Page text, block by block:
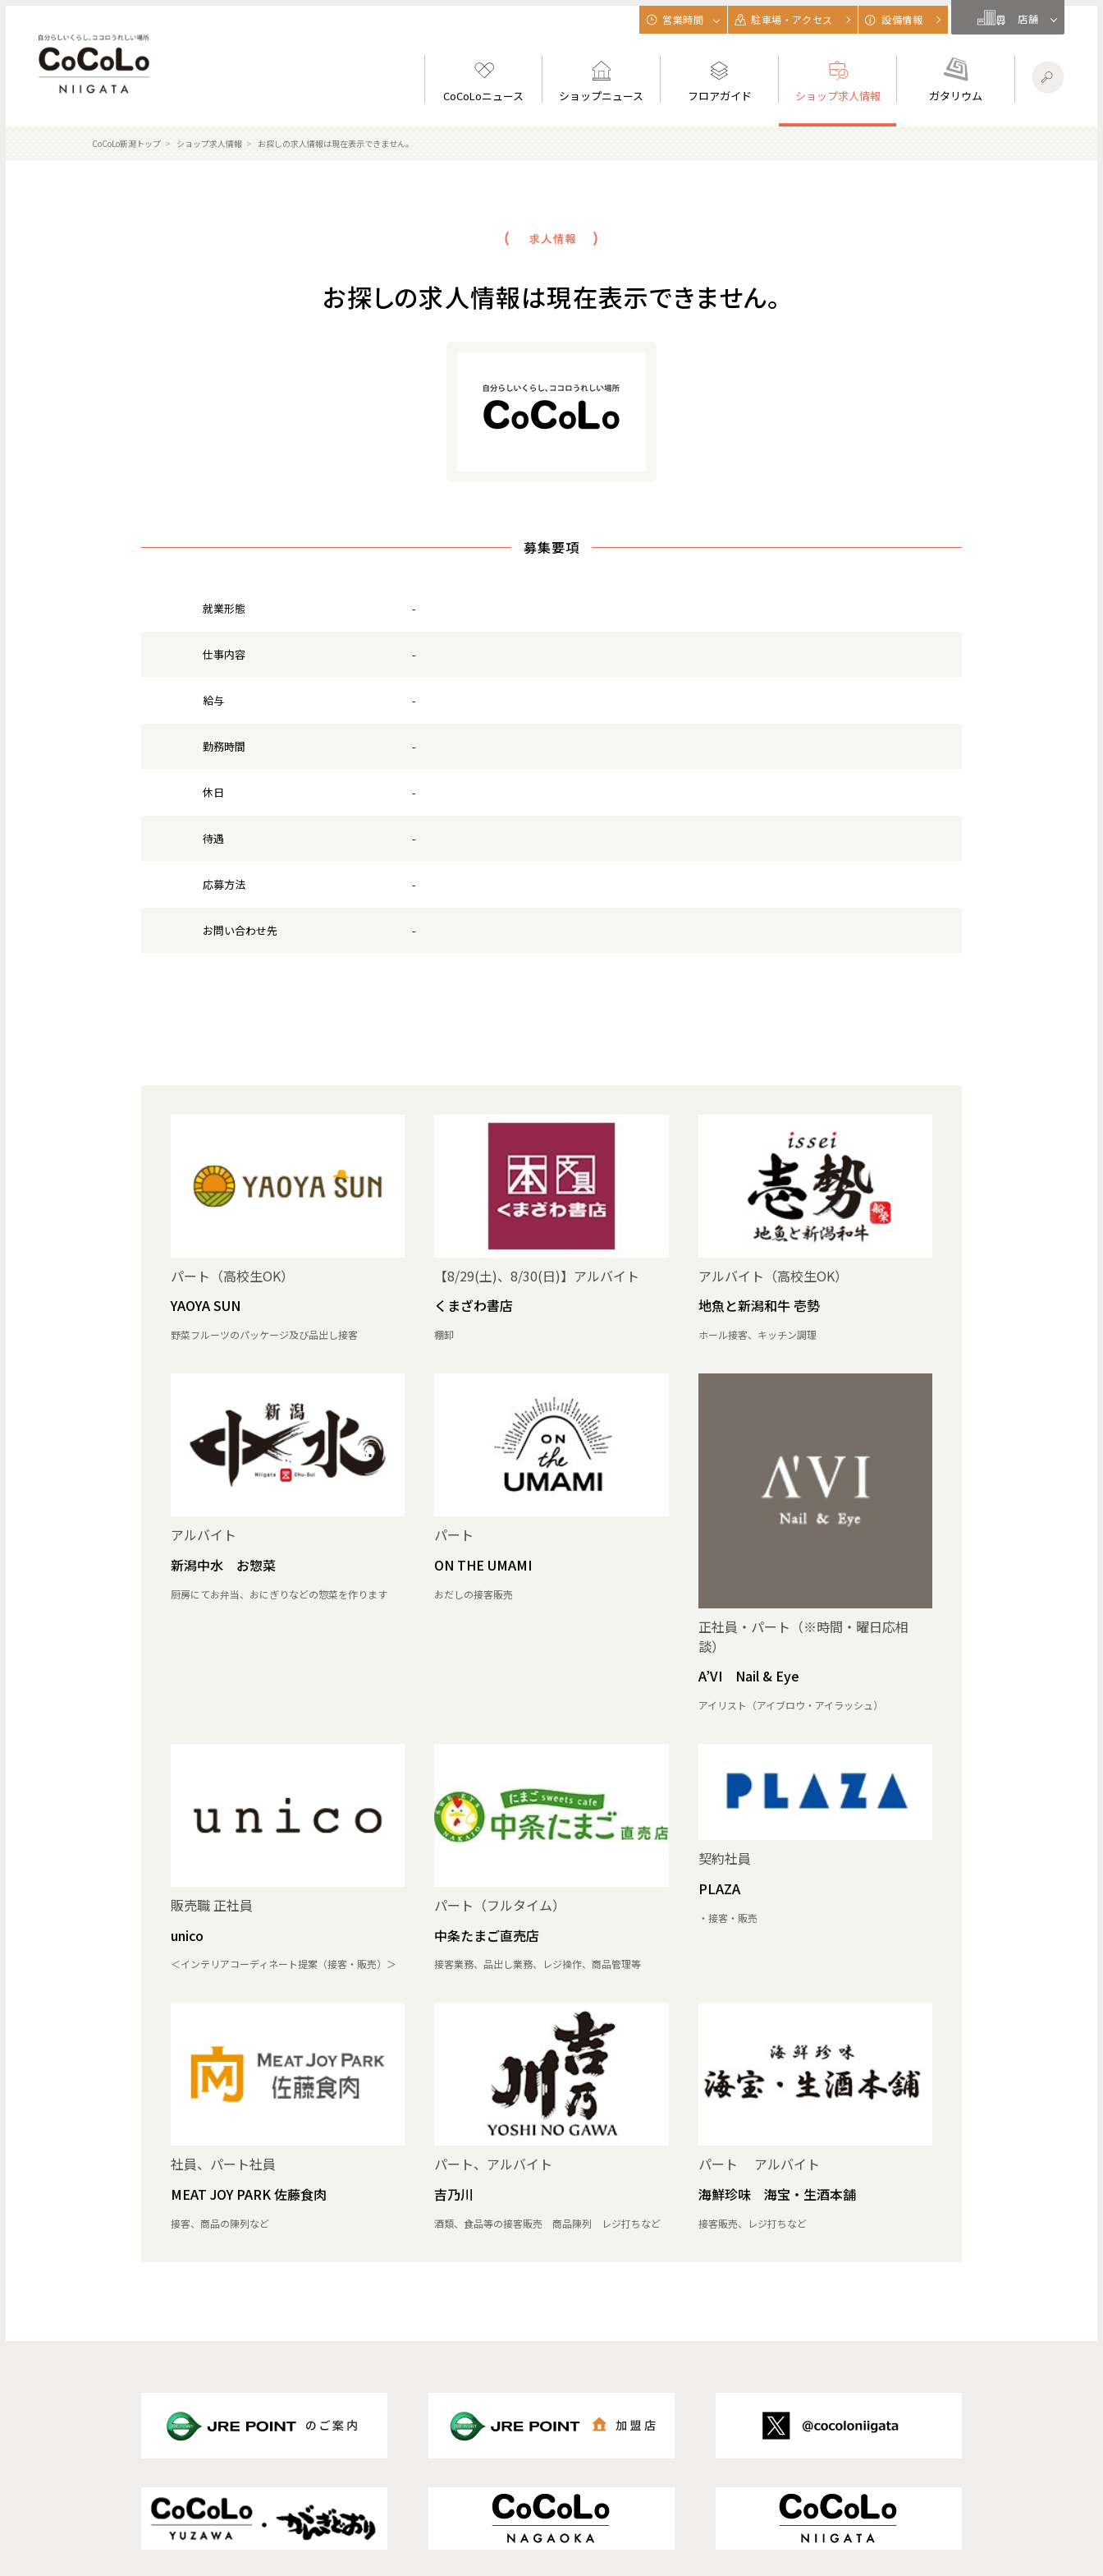
CoCoLoニュース ショップニュース フロアガイド ショップ求人情報 ガタリウム
営業時間 駐車場・アクセス 設備情報 店舗
CoCoLo新潟トップ ショップ求人情報 お探しの求人情報は現在表示できません。
お探しの求人情報は現在表示できません。
募集要項
就業形態 -
仕事内容 -
給与 -
勤務時間 -
休日 -
待遇 -
応募方法 -
お問い合わせ先 -
パート（高校生OK）
YAOYA SUN
野菜フルーツのパッケージ及び品出し接客
【8/29(土)、8/30(日)】アルバイト
くまざわ書店
棚卸
アルバイト（高校生OK）
地魚と新潟和牛 壱勢
ホール接客、キッチン調理
アルバイト
新潟中水 お惣菜
厨房にてお弁当、おにぎりなどの惣菜を作ります
パート
ON THE UMAMI
おだしの接客販売
正社員・パート（※時間・曜日応相
談）
A’VI Nail & Eye
アイリスト（アイブロウ・アイラッシュ）
販売職 正社員
unico
＜インテリアコーディネート提案（接客・販売）＞
パート（フルタイム）
中条たまご直売店
接客業務、品出し業務、レジ操作、商品管理等
契約社員
PLAZA
・接客・販売
社員、パート社員
MEAT JOY PARK 佐藤食肉
接客、商品の陳列など
パート、アルバイト
吉乃川
酒類、食品等の接客販売 商品陳列 レジ打ちなど
パート アルバイト
海鮮珍味 海宝・生酒本舗
接客販売、レジ打ちなど